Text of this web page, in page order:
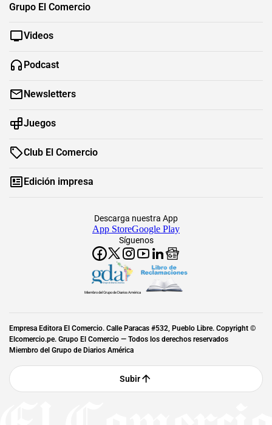
Grupo El Comercio
Videos
Podcast
Newsletters
Juegos
Club El Comercio
Edición impresa
Síguenos
Descarga nuestra App
App StoreGoogle Play
Miembro del Grupo de Diarios América
Empresa Editora El Comercio. Calle Paracas #532, Pueblo Libre. Copyright ©
Elcomercio.pe. Grupo El Comercio — Todos los derechos reservados
Miembro del Grupo de Diarios América
Subir